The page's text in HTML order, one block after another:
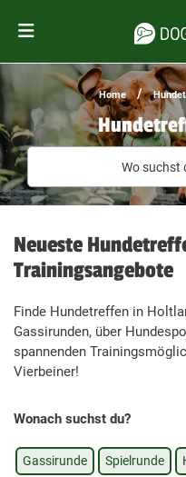
Home /
Wo suchst
Neueste
Trainingsangebote
Finde Hundetreffen in
Gassirunden, über
spannenden
Vierbeiner!
Wonach suchst du?
Gassirunde Spielrunde